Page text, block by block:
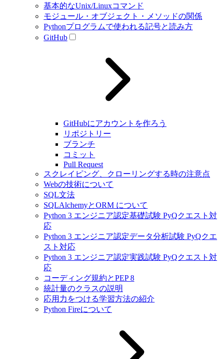
基本的なUnix/Linuxコマンド
モジュール・オブジェクト・メソッドの関係
Pythonプログラムで使われる記号と読み方
GitHub
GitHubにアカウントを作ろう
リポジトリー
ブランチ
コミット
Pull Request
スクレイピング、クローリングする時の注意点
Webの技術について
SQL文法
SQLAlchemyとORM について
Python 3 エンジニア認定基礎試験 PyQクエスト対
応
Python 3 エンジニア認定データ分析試験 PyQクエ
スト対応
Python 3 エンジニア認定実践試験 PyQクエスト対
応
コーディング規約とPEP 8
統計量のクラスの説明
応用力をつける学習方法の紹介
Python Fireについて